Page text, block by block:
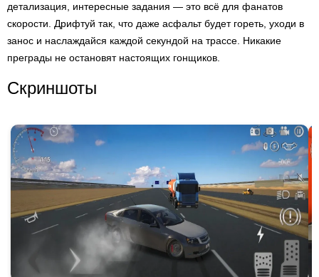
детализация, интересные задания — это всё для фанатов
скорости. Дрифтуй так, что даже асфальт будет гореть, уходи в
занос и наслаждайся каждой секундой на трассе. Никакие
преграды не остановят настоящих гонщиков.
Скриншоты